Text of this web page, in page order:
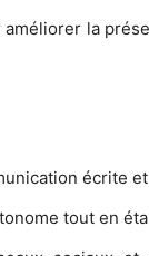
la
écrite
tout en